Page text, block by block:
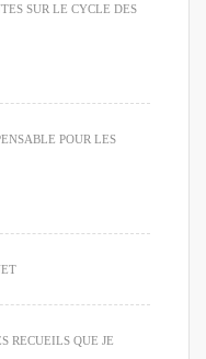
SUR LE CYCLE DES
POUR LES
RECUEILS QUE JE